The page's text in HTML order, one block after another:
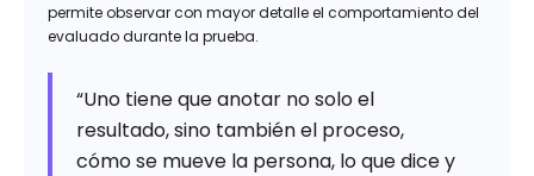
permite observar con mayor detalle el comportamiento del
evaluado durante la prueba.
“Uno tiene que anotar no solo el
resultado, sino también el proceso,
cómo se mueve la persona, lo que dice y